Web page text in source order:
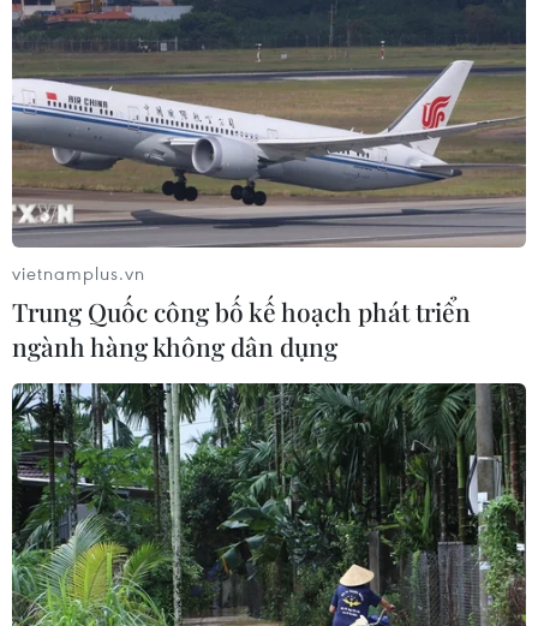
Xuất khẩu dệt may 7 tháng đạt trên
27 tỷ USD, duy trì đà tăng trưởng
09/08/2026 08:25
Hải Phòng điều chỉnh kịch bản tăng
trưởng, quyết tâm đạt GRDP 13%
Trung Quốc công bố kế hoạch phát
triển ngành hàng không dân dụng
09/08/2026 05:12
Giá gạo Việt Nam đi ngược xu hướng
với các nước xuất khẩu lớn
09/08/2026 04:23
vietnamplus.vn
Trung Quốc công bố kế hoạch phát triển
ngành hàng không dân dụng